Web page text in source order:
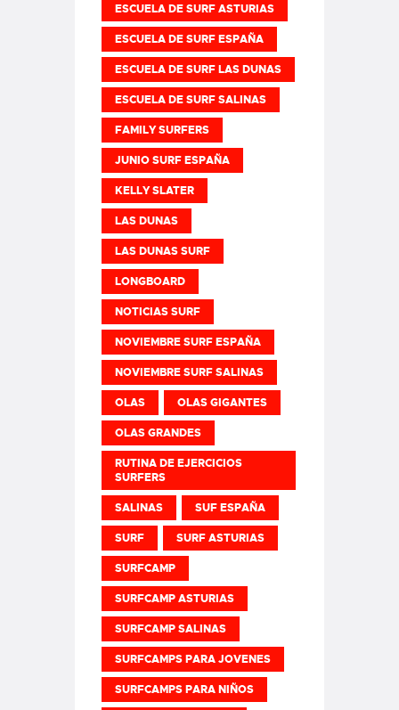
ESCUELA DE SURF ASTURIAS
ESCUELA DE SURF ESPAÑA
ESCUELA DE SURF LAS DUNAS
ESCUELA DE SURF SALINAS
FAMILY SURFERS
JUNIO SURF ESPAÑA
KELLY SLATER
LAS DUNAS
LAS DUNAS SURF
LONGBOARD
NOTICIAS SURF
NOVIEMBRE SURF ESPAÑA
NOVIEMBRE SURF SALINAS
OLAS OLAS GIGANTES
OLAS GRANDES
RUTINA DE EJERCICIOS
SURFERS
SALINAS SUF ESPAÑA
SURF SURF ASTURIAS
SURFCAMP
SURFCAMP ASTURIAS
SURFCAMP SALINAS
SURFCAMPS PARA JOVENES
SURFCAMPS PARA NIÑOS